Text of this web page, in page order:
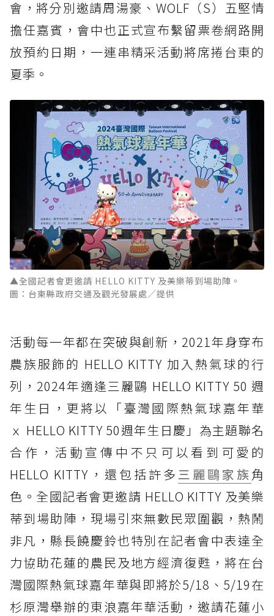
會，將分別邀請周湯豪、WOLF（S）五堅情
擔任嘉賓，會中也正式宣布繫留票卷網路開
放預約日期，一連串精采活動將席捲台東的
夏季。
▲全國記者會更邀請 HELLO KITTY 及美樂蒂到場助陣。
圖：台東縣政府交通及觀光發展處／提供
活動每一年都在突破與創新，2021年身穿布
農族服飾的 HELLO KITTY 加入熱氣球的行
列，2024年適逢三麗鷗 HELLO KITTY 50 週
年生日，更將以「臺灣國際熱氣球嘉年華
ｘ HELLO KITTY 50週年生日慶」為主題聯名
合作，活動宣傳中不只可以看到可愛的
HELLO KITTY，還包括許多 三麗鷗家族角
色。全國記者會更邀請 HELLO KITTY 及美樂
蒂到場助陣，現場引來無數民眾圍觀，熱鬧
非凡，縣長饒慶鈴也特別在記者會中表達全
力協助花蓮的農民及地方經濟復甦，將在台
灣國際熱氣球嘉年華與即將於5/18、5/19在
杉原灣舉辦的東浪嘉年華活動，邀請花蓮小